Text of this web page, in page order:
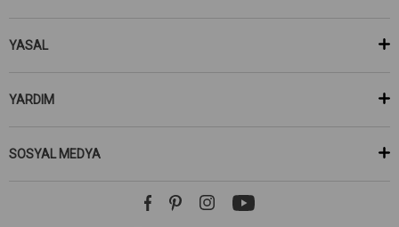
YASAL
YARDIM
SOSYAL MEDYA